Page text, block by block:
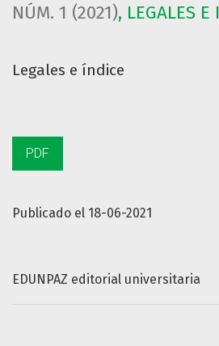
NÚM. 1 (2021), LEGALES E
Legales e índice
Publicado el 18-06-2021
PDF
EDUNPAZ editorial universitaria